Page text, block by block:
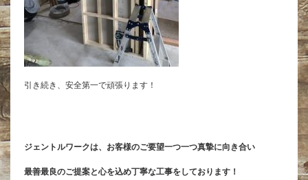
引き続き、安全第一で頑張ります！
ジェントルワークは、お客様のご要望一つ一つ真摯に向き合い
最善最良のご提案と心を込め丁寧な工事をしております！